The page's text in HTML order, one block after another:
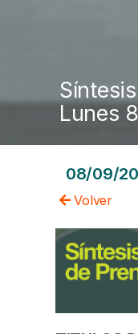
Lunes
08/09/
Volver